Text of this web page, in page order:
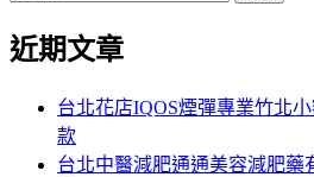
關
近期文章
台北花店IQOS煙彈專業竹北
款
台北中醫減肥通通美容減肥藥